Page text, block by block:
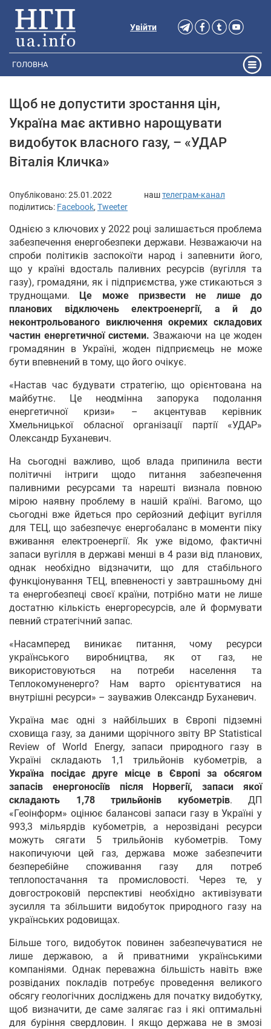
Увійти
ГОЛОВНА
Щоб не допустити зростання цін,
Україна має активно нарощувати
видобуток власного газу, – «УДАР
Віталія Кличка»
Опубліковано:25.01.2022 наштелеграм-канал
поділитись: Facebook, Tweeter
Однією з ключових у 2022 році залишається проблема
забезпечення енергобезпеки держави. Незважаючи на
спроби політиків заспокоїти народ і запевнити його,
що у країні вдосталь паливних ресурсів (вугілля та
газу), громадяни, як і підприємства, уже стикаються з
труднощами. Це може призвести не лише до
планових відключень електроенергії, а й до
неконтрольованого виключення окремих складових
частин енергетичної системи. Зважаючи на це жоден
громадянин в Україні, жоден підприємець не може
бути впевнений в тому, що його очікує.
«Настав час будувати стратегію, що орієнтована на
майбутнє. Це неодмінна запорука подолання
енергетичної кризи» – акцентував керівник
Хмельницької обласної організації партії «УДАР»
Олександр Буханевич.
На сьогодні важливо, щоб влада припинила вести
політичні інтриги щодо питання забезпечення
паливними ресурсами та нарешті визнала повною
мірою наявну проблему в нашій країні. Вагомо, що
сьогодні вже йдеться про серйозний дефіцит вугілля
для ТЕЦ, що забезпечує енергобаланс в моменти піку
вживання електроенергії. Як уже відомо, фактичні
запаси вугілля в державі менші в 4 рази від планових,
однак необхідно відзначити, що для стабільного
функціонування ТЕЦ, впевненості у завтрашньому дні
та енергобезпеці своєї країни, потрібно мати не лише
достатню кількість енергоресурсів, але й формувати
певний стратегічний запас.
«Насамперед виникає питання, чому ресурси
українського виробництва, як от газ, не
використовуються на потреби населення та
Теплокомуненерго? Нам варто орієнтуватися на
внутрішні ресурси» – зауважив Олександр Буханевич.
Україна має одні з найбільших в Європі підземні
сховища газу, за даними щорічного звіту ВР Statistical
Review of World Energy, запаси природного газу в
Україні складають 1,1 трильйонів кубометрів, а
Україна посідає друге місце в Європі за обсягом
запасів енергоносіїв після Норвегії, запаси якої
складають 1,78 трильйонів кубометрів. ДП
«Геоінформ» оцінює балансові запаси газу в Україні у
993,3 мільярдів кубометрів, а нерозвідані ресурси
можуть сягати 5 трильйонів кубометрів. Тому
накопичуючи цей газ, держава може забезпечити
безперебійне споживання газу для потреб
теплопостачання та промисловості. Через те, у
довгостроковій перспективі необхідно активізувати
зусилля та збільшити видобуток природного газу на
українських родовищах.
Більше того, видобуток повинен забезпечуватися не
лише державою, а й приватними українськими
компаніями. Однак переважна більшість навіть вже
розвіданих покладів потребує проведення великого
обсягу геологічних досліджень для початку видобутку,
щоб визначити, де саме залягає газ і які оптимальні
для буріння свердловин. І якщо держава не в змозі